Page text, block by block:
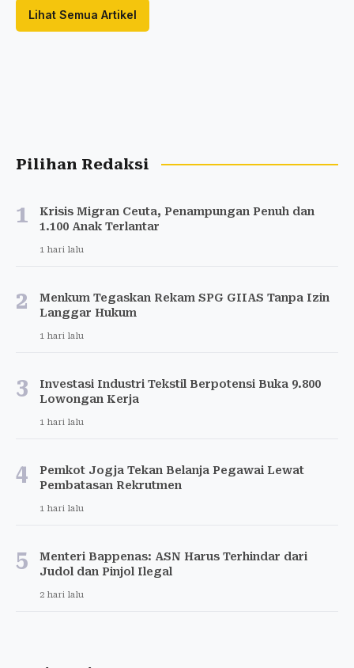
Lihat Semua Artikel
Pilihan Redaksi
1
Krisis Migran Ceuta, Penampungan Penuh dan
1.100 Anak Terlantar
1 hari lalu
2
Menkum Tegaskan Rekam SPG GIIAS Tanpa Izin
Langgar Hukum
1 hari lalu
3
Investasi Industri Tekstil Berpotensi Buka 9.800
Lowongan Kerja
1 hari lalu
4
Pemkot Jogja Tekan Belanja Pegawai Lewat
Pembatasan Rekrutmen
1 hari lalu
5
Menteri Bappenas: ASN Harus Terhindar dari
Judol dan Pinjol Ilegal
2 hari lalu